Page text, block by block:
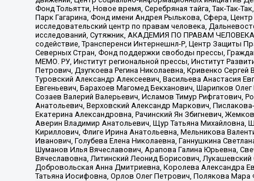
Фонд Тольятти, Новое время, Серебряная тайга, Так-Так-
Парк Гагарина, Фонд имени Андрея Рылькова, Сфера,
исследовательский центр по правам человека,
исследований, Сутяжник, АКАДЕМИЯ ПО ПРАВАМ ЧЕЛОВЕКА,
содействие, Трансперенси Интернешнл-Р, Центр Защиты
Северных Стран, Фонд поддержки свободы прессы,
МЕМО. РУ, Институт региональной прессы, Институт
Петрович, Дзугкоева Регина Николаевна, Кривенко
Туровский Александр Алексеевич, Васильева Анастасия
Евгеньевич, Барахоев Магомед Бекханович, Шарипков
Созаев Валерий Валерьевич, Исламов Тимур Рифгатович,
Анатольевич, Верховский Александр Маркович,
Екатерина Александровна, Рачинский Ян Збигневич,
Аверин Владимир Анатольевич, Щур Татьяна Михайловна,
Кириллович, Флиге Ирина Анатольевна, Мельникова
Иванович, Голубева Елена Николаевна, Ганнушкина
Шуманов Илья Вячеславович, Арапова Галина Юрьевна,
Вячеславовна, Литинский Леонид Борисович,
Добровольская Анна Дмитриевна, Королева Александра
Татьяна Иосифовна, Орлов Олег Петрович, Полякова